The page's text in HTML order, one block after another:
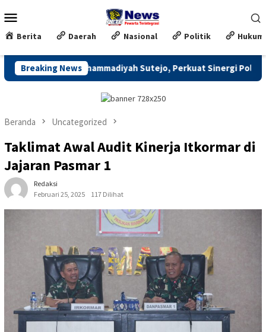
ke
kontenMobile
Berita Daerah Nasional Politik Hukum
Breaking News
Asuhan Muhammadiyah Sutejo, Perkuat Sinergi Polisi dan
Beranda Uncategorized
Taklimat Awal Audit Kinerja Itkormar di
Jajaran Pasmar 1
Redaksi
Februari 25, 2025
117 Dilihat